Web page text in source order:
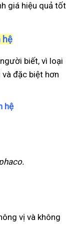
giá hiệu quả tốt
hệ
biết, vì loại
đặc biệt hơn
hệ
.
vị và không